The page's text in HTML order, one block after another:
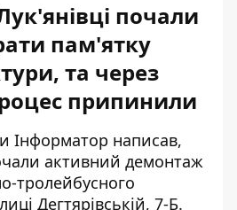
почали
пам'ятку
та через
припинили
Інформатор написав,
активний демонтаж
тролейбусного
Дегтярівській, 7-Б.